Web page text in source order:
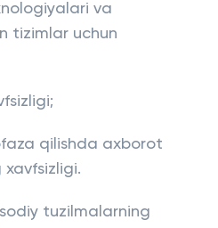
va
tizimlar uchun
qilishda axborot
tuzilmalarning